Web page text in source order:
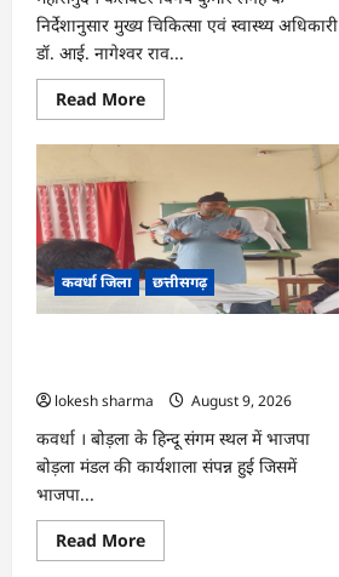
निर्देशानुसार मुख्य चिकित्सा एवं स्वास्थ्य अधिकारी
डॉ. आई. नागेश्वर राव...
Read MoreRead
more
CG
कृमि
मुक्ति
दिवस
10
अगस्त
को,
17
अगस्त
राउंड…
कवर्धा जिला छत्तीसगढ़
lokesh sharma
August 9, 2026
कवर्धा । बोड़ला के हिन्दू संगम स्थल में भाजपा
बोड़ला मंडल की कार्यशाला संपन्न हुई जिसमें
भाजपा...
Read MoreRead
more